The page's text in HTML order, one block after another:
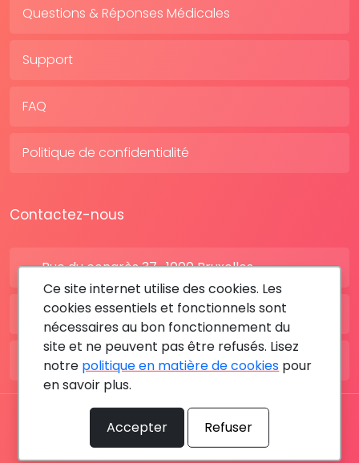
Questions & Réponses Médicales
Support
FAQ
Politique de confidentialité
Contactez-nous
Rue du congrès 37 , 1000 Bruxelles
BE: +32 28080227
FR: +33 183642895
Tous les droits sont réservés © 2026 RDV MÉDICAL By
MediaSatCom
Ce site internet utilise des cookies. Les
cookies essentiels et fonctionnels sont
nécessaires au bon fonctionnement du
site et ne peuvent pas être refusés. Lisez
notre politique en matière de cookies pour
en savoir plus.
Accepter Refuser